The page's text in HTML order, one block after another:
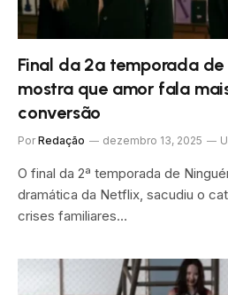
Final da 2ª temporada de
mostra que amor fala
conversão
Por Redação dezembro 13, 2025
O final da 2ª temporada de
dramática da Netflix, sacudiu o
crises familiares…